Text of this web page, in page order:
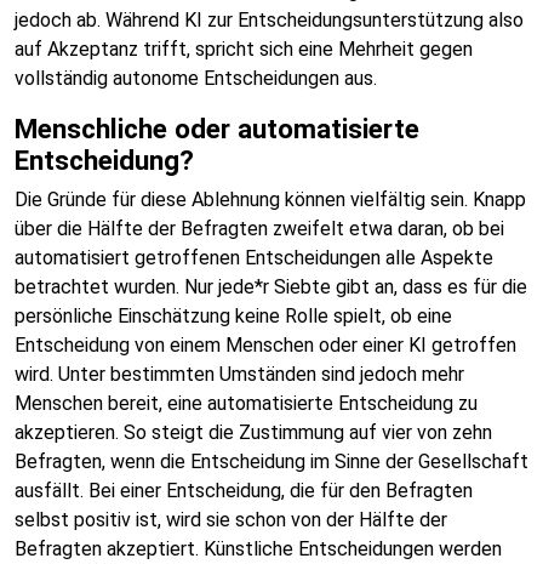
jedoch ab. Während KI zur Entscheidungsunterstützung also
auf Akzeptanz trifft, spricht sich eine Mehrheit gegen
vollständig autonome Entscheidungen aus.
Menschliche oder automatisierte
Entscheidung?
Die Gründe für diese Ablehnung können vielfältig sein. Knapp
über die Hälfte der Befragten zweifelt etwa daran, ob bei
automatisiert getroffenen Entscheidungen alle Aspekte
betrachtet wurden. Nur jede*r Siebte gibt an, dass es für die
persönliche Einschätzung keine Rolle spielt, ob eine
Entscheidung von einem Menschen oder einer KI getroffen
wird. Unter bestimmten Umständen sind jedoch mehr
Menschen bereit, eine automatisierte Entscheidung zu
akzeptieren. So steigt die Zustimmung auf vier von zehn
Befragten, wenn die Entscheidung im Sinne der Gesellschaft
ausfällt. Bei einer Entscheidung, die für den Befragten
selbst positiv ist, wird sie schon von der Hälfte der
Befragten akzeptiert. Künstliche Entscheidungen werden